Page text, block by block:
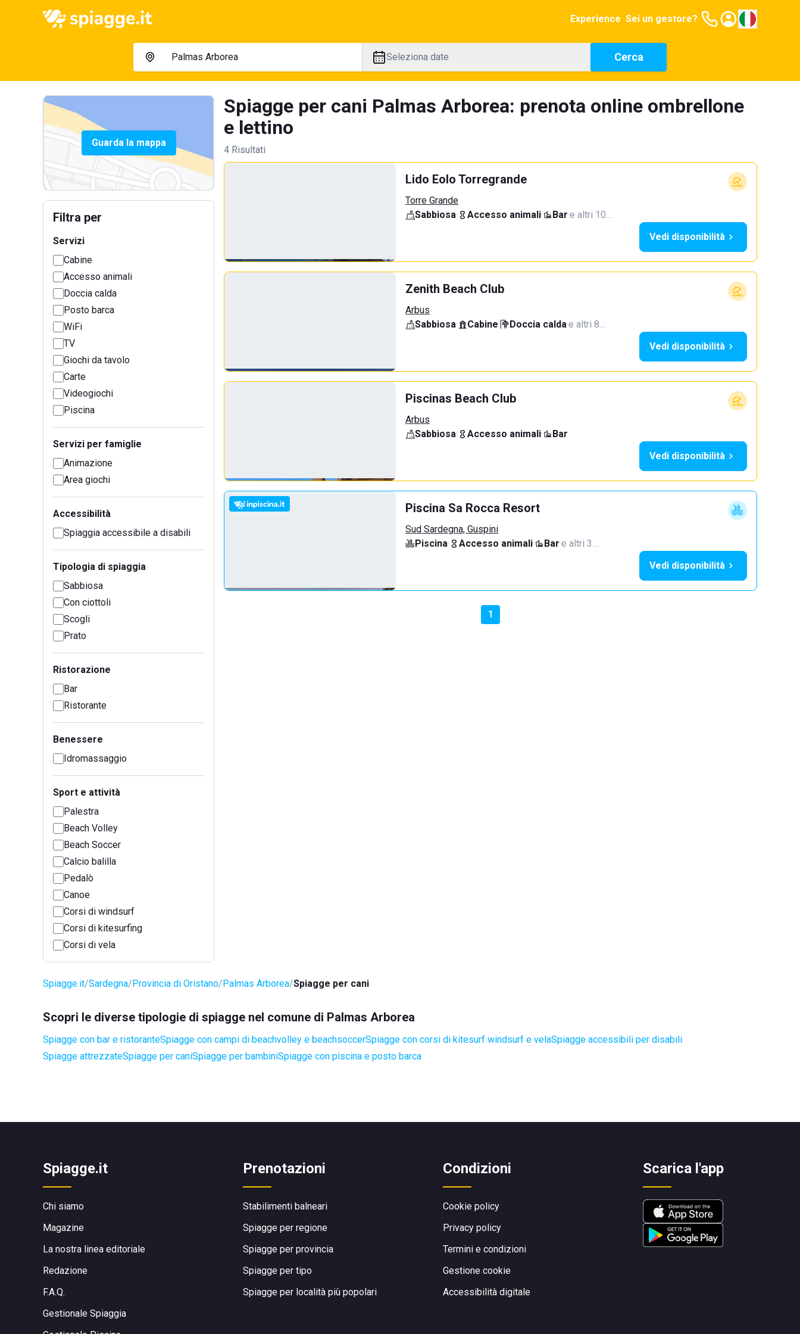
Experience Sei un gestore?
Seleziona date Cerca
Guarda la mappa
Filtra per
Servizi
Cabine
Accesso animali
Doccia calda
Posto barca
WiFi
TV
Giochi da tavolo
Carte
Videogiochi
Piscina
Servizi per famiglie
Animazione
Area giochi
Accessibilità
Spiaggia accessibile a disabili
Tipologia di spiaggia
Sabbiosa
Con ciottoli
Scogli
Prato
Ristorazione
Bar
Ristorante
Benessere
Idromassaggio
Sport e attività
Palestra
Beach Volley
Beach Soccer
Calcio balilla
Pedalò
Canoe
Corsi di windsurf
Corsi di kitesurfing
Corsi di vela
Spiagge per cani Palmas Arborea: prenota online ombrellone
e lettino
4 Risultati
Lido Eolo Torregrande
Torre Grande
Sabbiosa· Accesso animali· Bar·e altri 10…
Vedi disponibilità
Zenith Beach Club
Arbus
Sabbiosa· Cabine· Doccia calda·e altri 8…
Vedi disponibilità
Piscinas Beach Club
Arbus
Sabbiosa· Accesso animali·
Bar
Vedi disponibilità
Piscina Sa Rocca Resort
Sud Sardegna, Guspini
Piscina· Accesso animali· Bar·e altri 3…
Vedi disponibilità
1
Spiagge.it Sardegna Provincia di Oristano Palmas Arborea Spiagge per cani
Scopri le diverse tipologie di spiagge nel comune di Palmas Arborea
Spiagge con bar e ristoranteSpiagge con campi di beachvolley e beachsoccerSpiagge con corsi di kitesurf windsurf e velaSpiagge accessibili per disabili
Spiagge attrezzateSpiagge per caniSpiagge per bambiniSpiagge con piscina e posto barca
Spiagge.it
Chi siamo
Magazine
La nostra linea editoriale
Redazione
F.A.Q.
Gestionale Spiaggia
Prenotazioni
Stabilimenti balneari
Spiagge per regione
Spiagge per provincia
Spiagge per tipo
Spiagge per località più popolari
Condizioni
Cookie policy
Privacy policy
Termini e condizioni
Gestione cookie
Accessibilità digitale
Scarica l'app